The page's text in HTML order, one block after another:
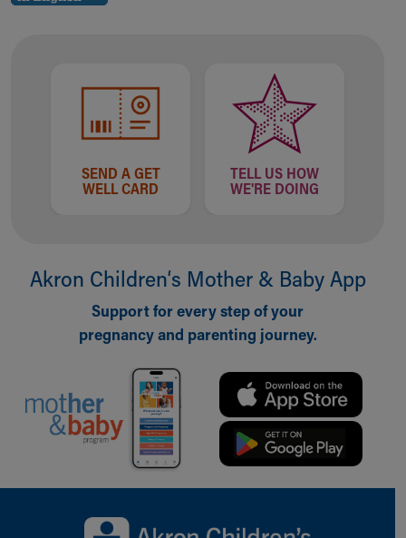
Health Info
KidsHealth Topics
Family Library
Educational Resources
Injury Prevention
Medical Records
SEND A GET
WELL CARD
TELL US HOW
WE'RE DOING
Akron Children‘s Mother & Baby App
Support for every step of your
pregnancy and parenting journey.